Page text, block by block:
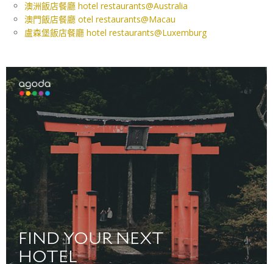
澳洲飯店餐廳 hotel restaurants@Australia
澳門飯店餐廳 otel restaurants@Macau
盧森堡飯店餐廳 hotel restaurants@Luxemburg